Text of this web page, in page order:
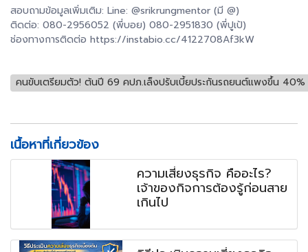
สอบถามข้อมูลเพิ่มเติม: Line: @srikrungmentor (มี @)
ติดต่อ: 080-2956052 (พี่บอย) 080-2951830 (พี่ปูเป้)
ช่องทางการติดต่อ https://instabio.cc/4122708Af3kW
คนขับเตรียมตัว! ต้นปี 69 คปภ.เล็งปรับเบี้ยประกันรถยนต์แพงขึ้น 40%
เนื้อหาที่เกี่ยวข้อง
ความเสี่ยงธุรกิจ คืออะไร?
เจ้าของกิจการต้องรู้ก่อนสาย
เกินไป